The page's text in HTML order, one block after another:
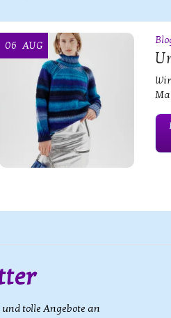
06 AUG
tolle Angebote an